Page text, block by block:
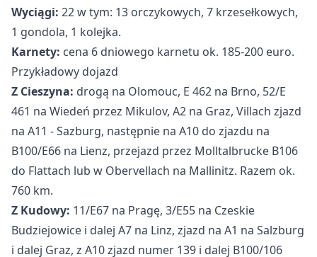
Wyciągi: 22 w tym: 13 orczykowych, 7 krzesełkowych,
1 gondola, 1 kolejka.
Karnety: cena 6 dniowego karnetu ok. 185-200 euro.
Przykładowy dojazd
Z Cieszyna: drogą na Olomouc, E 462 na Brno, 52/E
461 na Wiedeń przez Mikulov, A2 na Graz, Villach zjazd
na A11 - Sazburg, następnie na A10 do zjazdu na
B100/E66 na Lienz, przejazd przez Molltalbrucke B106
do Flattach lub w Obervellach na Mallinitz. Razem ok.
760 km.
Z Kudowy: 11/E67 na Pragę, 3/E55 na Czeskie
Budziejowice i dalej A7 na Linz, zjazd na A1 na Salzburg
i dalej Graz, z A10 zjazd numer 139 i dalej B100/106